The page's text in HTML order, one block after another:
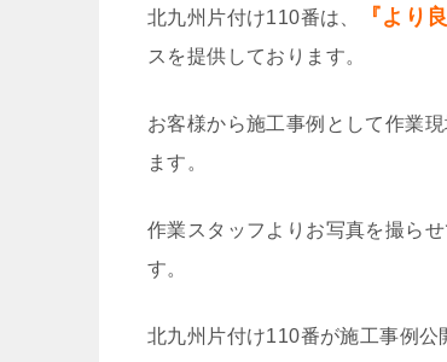
北九州片付け110番は、 『より
スを提供しております。
お客様から施工事例として作業
ます。
作業スタッフよりお写真を撮ら
す。
北九州片付け110番が施工事例